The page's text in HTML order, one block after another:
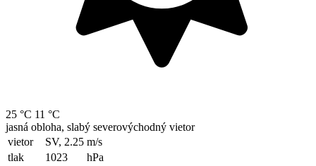
25 °C 11 °C
jasná obloha, slabý severovýchodný vietor
vietor
SV, 2.25 m/s
tlak
1023
hPa